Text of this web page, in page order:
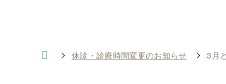
休診・診療時間変更のお知らせ 3月